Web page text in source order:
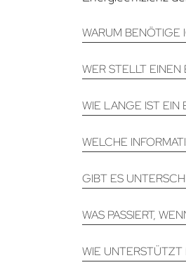
WARUM BENÖTIGE
WER STELLT EINEN
WIE LANGE IST EIN
WELCHE
GIBT ES
WAS PASSIERT,
WIE